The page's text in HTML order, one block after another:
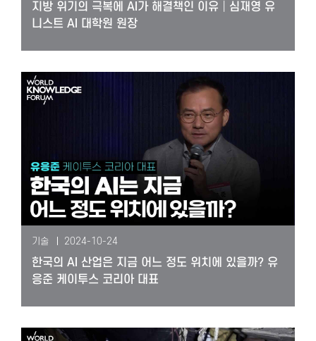
지방 위기의 극복에 AI가 해결책인 이유│심재영 유
니스트 AI 대학원 원장
기술 2024-10-24
한국의 AI 산업은 지금 어느 정도 위치에 있을까? 유
응준 케이투스 코리아 대표